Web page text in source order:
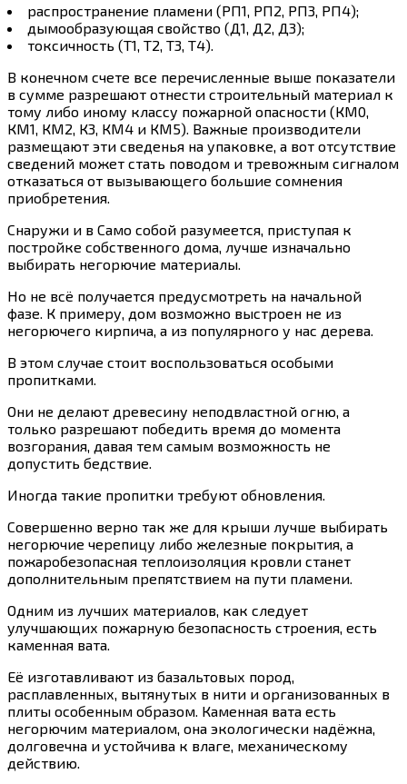
распространение пламени (РП1, РП2, РП3, РП4);
дымообразующая свойство (Д1, Д2, Д3);
токсичность (Т1, Т2, Т3, Т4).
В конечном счете все перечисленные выше показатели
в сумме разрешают отнести строительный материал к
тому либо иному классу пожарной опасности (КМ0,
КМ1, КМ2, К3, КМ4 и КМ5). Важные производители
размещают эти сведенья на упаковке, а вот отсутствие
сведений может стать поводом и тревожным сигналом
отказаться от вызывающего большие сомнения
приобретения.
Снаружи и в Само собой разумеется, приступая к
постройке собственного дома, лучше изначально
выбирать негорючие материалы.
Но не всё получается предусмотреть на начальной
фазе. К примеру, дом возможно выстроен не из
негорючего кирпича, а из популярного у нас дерева.
В этом случае стоит воспользоваться особыми
пропитками.
Они не делают древесину неподвластной огню, а
только разрешают победить время до момента
возгорания, давая тем самым возможность не
допустить бедствие.
Иногда такие пропитки требуют обновления.
Совершенно верно так же для крыши лучше выбирать
негорючие черепицу либо железные покрытия, а
пожаробезопасная теплоизоляция кровли станет
дополнительным препятствием на пути пламени.
Одним из лучших материалов, как следует
улучшающих пожарную безопасность строения, есть
каменная вата.
Её изготавливают из базальтовых пород,
расплавленных, вытянутых в нити и организованных в
плиты особенным образом. Каменная вата есть
негорючим материалом, она экологически надёжна,
долговечна и устойчива к влаге, механическому
действию.